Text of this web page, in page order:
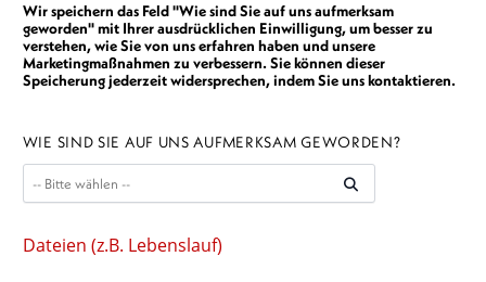
Wir speichern das Feld "Wie sind Sie auf uns aufmerksam
geworden" mit Ihrer ausdrücklichen Einwilligung, um besser zu
verstehen, wie Sie von uns erfahren haben und unsere
Marketingmaßnahmen zu verbessern. Sie können dieser
Speicherung jederzeit widersprechen, indem Sie uns kontaktieren.
WIE SIND SIE AUF UNS AUFMERKSAM GEWORDEN?
Dateien (z.B. Lebenslauf)